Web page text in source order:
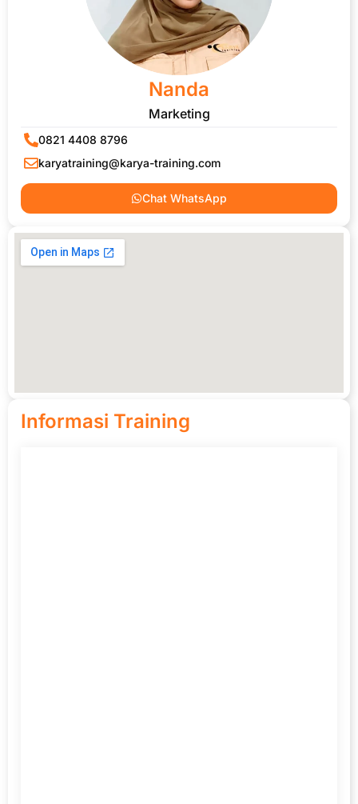
Nanda
Marketing
0821 4408 8796
karyatraining@karya-training.com
Chat WhatsApp
Informasi Training